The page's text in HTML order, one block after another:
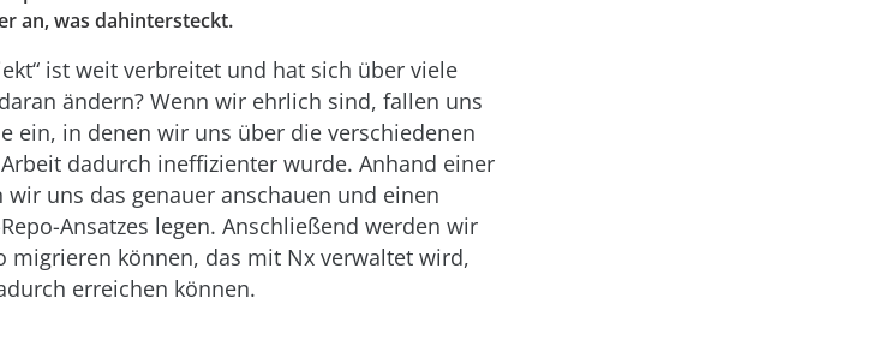
an, was dahintersteckt.
ist weit verbreitet und hat sich über viele
ändern? Wenn wir ehrlich sind, fallen uns
ein, in denen wir uns über die verschiedenen
dadurch ineffizienter wurde. Anhand einer
uns das genauer anschauen und einen
Ansatzes legen. Anschließend werden wir
migrieren können, das mit Nx verwaltet wird,
erreichen können.